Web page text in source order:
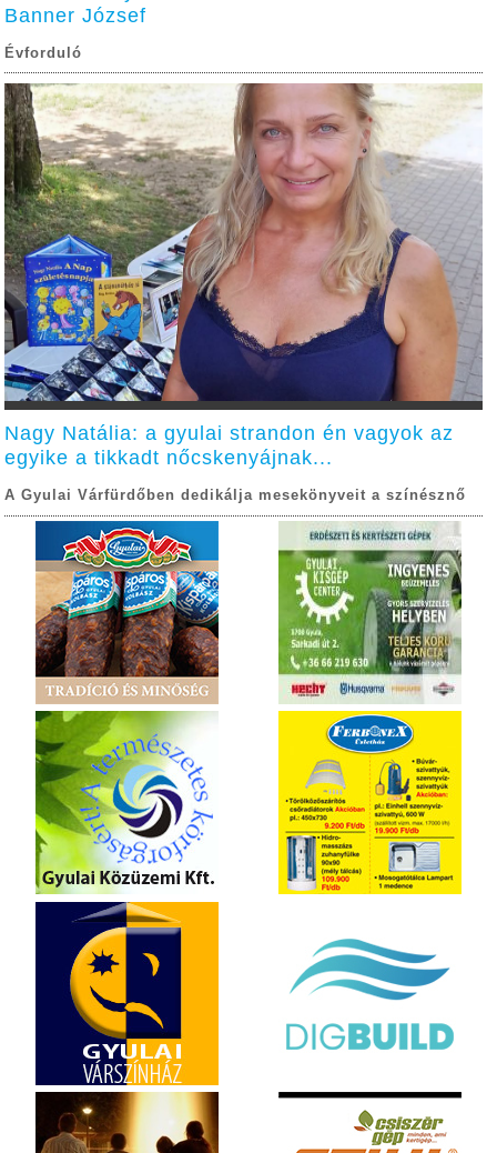
Banner József
Évforduló
Nagy Natália: a gyulai strandon én vagyok az
egyike a tikkadt nőcskenyájnak...
A Gyulai Várfürdőben dedikálja mesekönyveit a színésznő